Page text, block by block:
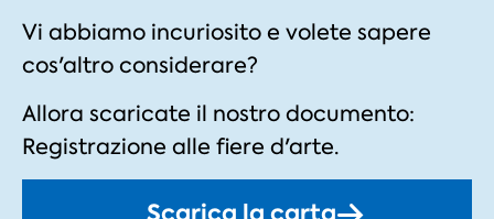
Vi abbiamo incuriosito e volete sapere
cos'altro considerare?
Allora scaricate il nostro documento:
Registrazione alle fiere d'arte.